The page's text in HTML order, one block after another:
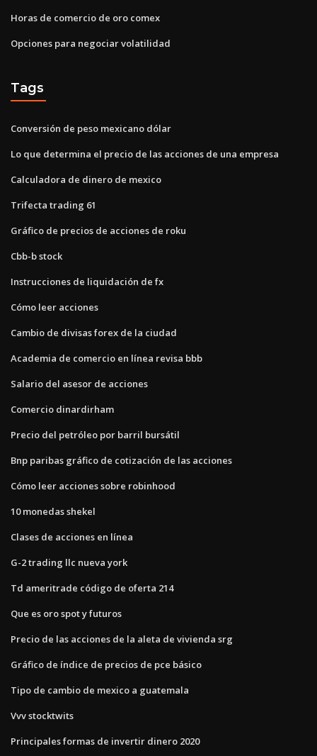
Horas de comercio de oro comex
Opciones para negociar volatilidad
Tags
Conversión de peso mexicano dólar
Lo que determina el precio de las acciones de una empresa
Calculadora de dinero de mexico
Trifecta trading 61
Gráfico de precios de acciones de roku
Cbb-b stock
Instrucciones de liquidación de fx
Cómo leer acciones
Cambio de divisas forex de la ciudad
Academia de comercio en línea revisa bbb
Salario del asesor de acciones
Comercio dinardirham
Precio del petróleo por barril bursátil
Bnp paribas gráfico de cotización de las acciones
Cómo leer acciones sobre robinhood
10 monedas shekel
Clases de acciones en línea
G-2 trading llc nueva york
Td ameritrade código de oferta 214
Que es oro spot y futuros
Precio de las acciones de la aleta de vivienda srg
Gráfico de índice de precios de pce básico
Tipo de cambio de mexico a guatemala
Vvv stocktwits
Principales formas de invertir dinero 2020